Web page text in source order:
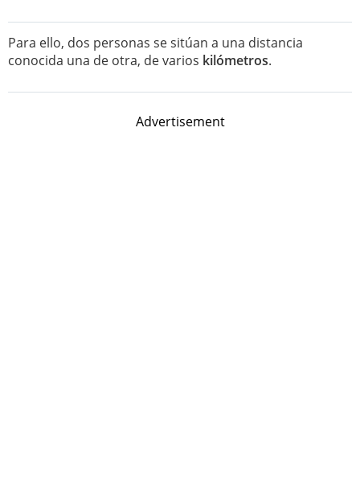
Para ello, dos personas se sitúan a una distancia
conocida una de otra, de varios kilómetros.
Advertisement